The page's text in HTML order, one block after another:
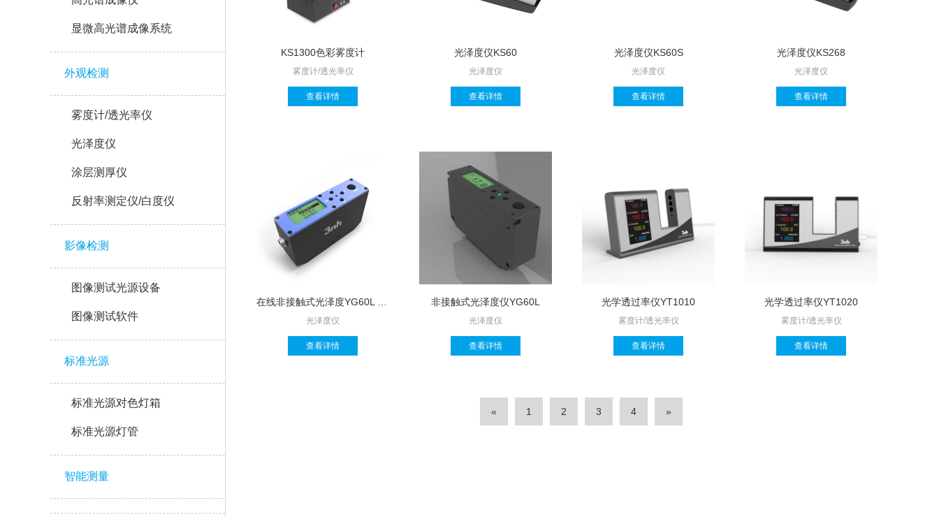
显微高光谱成像系统
外观检测
雾度计/透光率仪
光泽度仪
涂层测厚仪
反射率测定仪/白度仪
影像检测
图像测试光源设备
图像测试软件
标准光源
标准光源对色灯箱
标准光源灯管
智能测量
KS1300色彩雾度计
雾度计/透光率仪
查看详情
光泽度仪KS60
光泽度仪
查看详情
光泽度仪KS60S
光泽度仪
查看详情
光泽度仪KS268
光泽度仪
查看详情
光泽度仪
查看详情
非接触式光泽度仪YG60L
光泽度仪
查看详情
光学透过率仪YT1010
雾度计/透光率仪
查看详情
光学透过率仪YT1020
雾度计/透光率仪
查看详情
« 1 2 3 4 »